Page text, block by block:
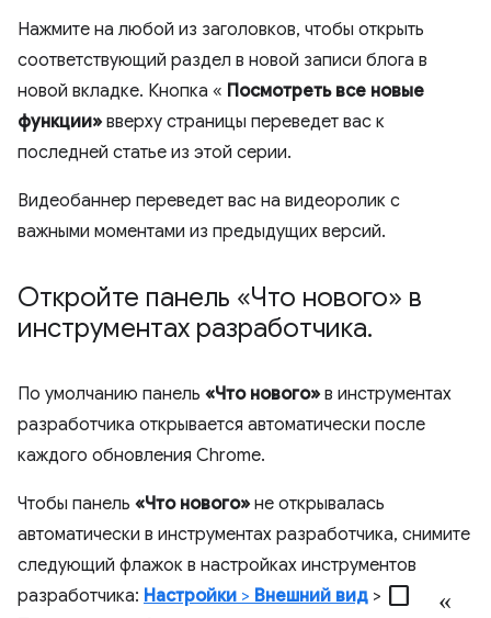
Нажмите на любой из заголовков, чтобы открыть
соответствующий раздел в новой записи блога в
новой вкладке. Кнопка « Посмотреть все новые
функции» вверху страницы переведет вас к
последней статье из этой серии.
Видеобаннер переведет вас на видеоролик с
важными моментами из предыдущих версий.
Откройте панель «Что нового» в
инструментах разработчика.
По умолчанию панель «Что нового» в инструментах
разработчика открывается автоматически после
каждого обновления Chrome.
Чтобы панель «Что нового» не открывалась
автоматически в инструментах разработчика, снимите
следующий флажок в настройках инструментов
разработчика: Настройки > Внешний вид > check_box_outline_blank «